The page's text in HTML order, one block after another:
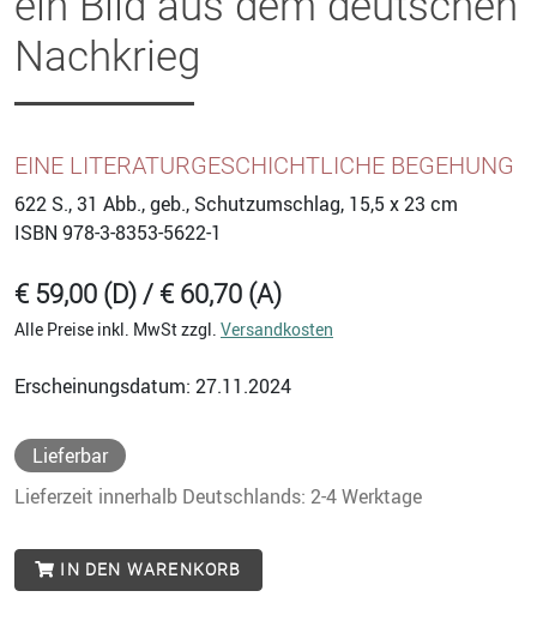
Nachkrieg
EINE LITERATURGESCHICHTLICHE BEGEHUNG
622 S., 31 Abb., geb., Schutzumschlag, 15,5 x 23 cm
ISBN 978-3-8353-5622-1
€ 59,00 (D) / € 60,70 (A)
Alle Preise inkl. MwSt zzgl. Versandkosten
Erscheinungsdatum: 27.11.2024
Lieferbar
Lieferzeit innerhalb Deutschlands: 2-4 Werktage
IN DEN WARENKORB